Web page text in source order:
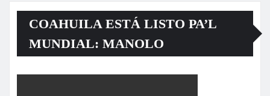
COAHUILA ESTÁ LISTO PA’L
MUNDIAL: MANOLO